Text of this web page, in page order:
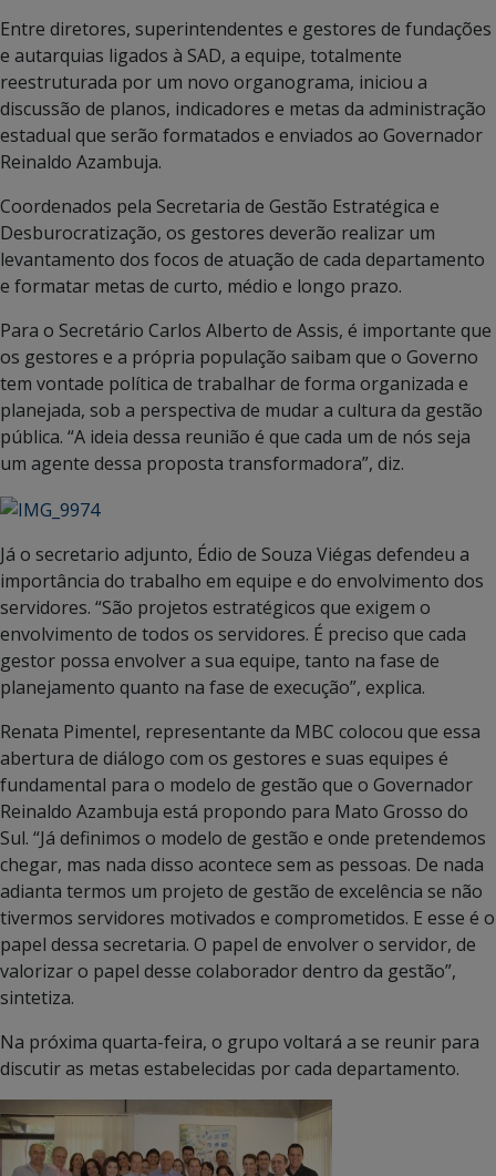
Entre diretores, superintendentes e gestores de fundações
e autarquias ligados à SAD, a equipe, totalmente
reestruturada por um novo organograma, iniciou a
discussão de planos, indicadores e metas da administração
estadual que serão formatados e enviados ao Governador
Reinaldo Azambuja.
Coordenados pela Secretaria de Gestão Estratégica e
Desburocratização, os gestores deverão realizar um
levantamento dos focos de atuação de cada departamento
e formatar metas de curto, médio e longo prazo.
Para o Secretário Carlos Alberto de Assis, é importante que
os gestores e a própria população saibam que o Governo
tem vontade política de trabalhar de forma organizada e
planejada, sob a perspectiva de mudar a cultura da gestão
pública. “A ideia dessa reunião é que cada um de nós seja
um agente dessa proposta transformadora”, diz.
Já o secretario adjunto, Édio de Souza Viégas defendeu a
importância do trabalho em equipe e do envolvimento dos
servidores. “São projetos estratégicos que exigem o
envolvimento de todos os servidores. É preciso que cada
gestor possa envolver a sua equipe, tanto na fase de
planejamento quanto na fase de execução”, explica.
Renata Pimentel, representante da MBC colocou que essa
abertura de diálogo com os gestores e suas equipes é
fundamental para o modelo de gestão que o Governador
Reinaldo Azambuja está propondo para Mato Grosso do
Sul. “Já definimos o modelo de gestão e onde pretendemos
chegar, mas nada disso acontece sem as pessoas. De nada
adianta termos um projeto de gestão de excelência se não
tivermos servidores motivados e comprometidos. E esse é o
papel dessa secretaria. O papel de envolver o servidor, de
valorizar o papel desse colaborador dentro da gestão”,
sintetiza.
Na próxima quarta-feira, o grupo voltará a se reunir para
discutir as metas estabelecidas por cada departamento.